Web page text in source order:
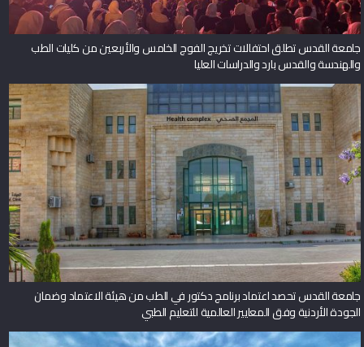
جامعة القدس تطلق احتفالات تخريج الفوج الخامس والأربعين من كليات الطب
والهندسة والقدس بارد والدراسات العليا
جامعة القدس تحصد اعتماد برنامج دكتور في الطب من هيئة الاعتماد وضمان
الجودة الأردنية وفق المعايير العالمية للتعليم الطبي